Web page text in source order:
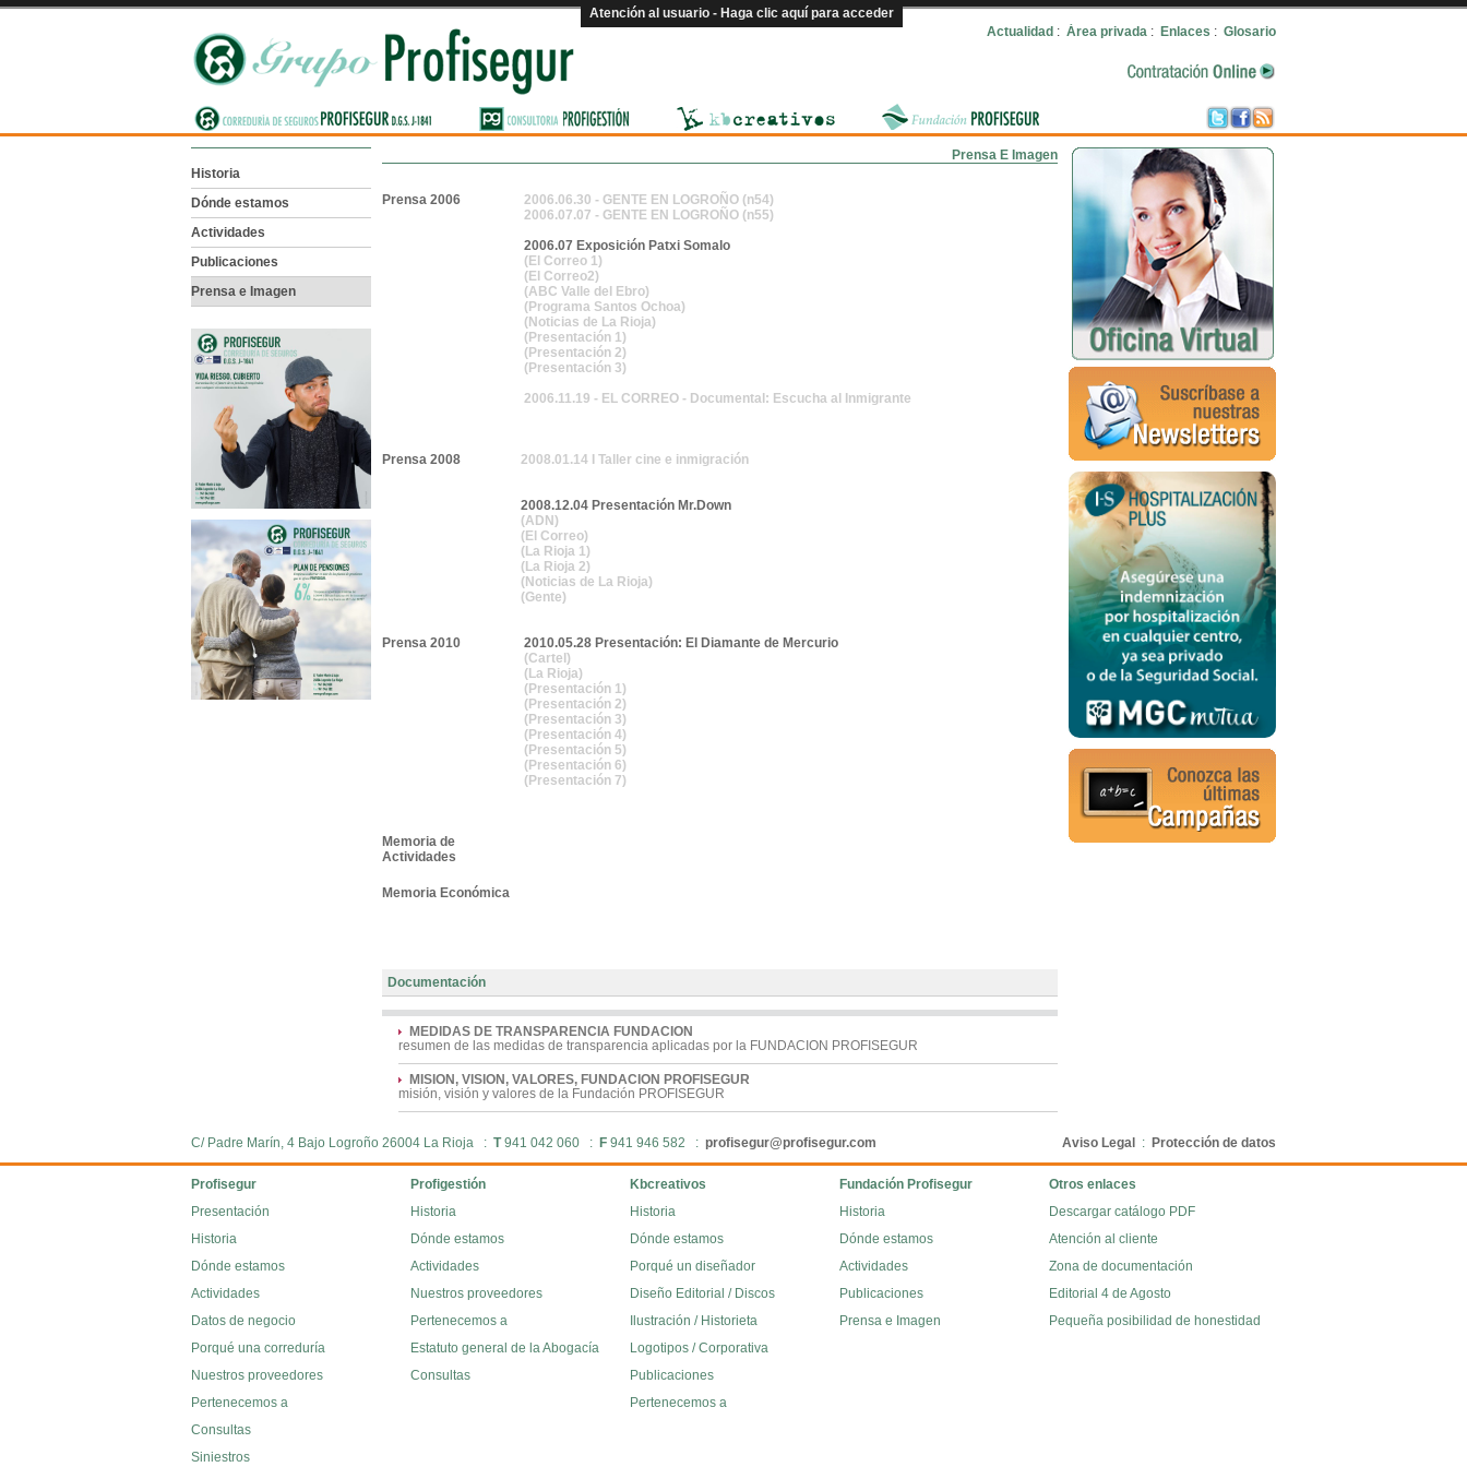
Atención al usuario - Haga clic aquí para acceder
Actualidad : Área privada : Enlaces : Glosario
Historia
Dónde estamos
Actividades
Publicaciones
Prensa e Imagen
Prensa E Imagen
Prensa 2006
2006.06.30 - GENTE EN LOGROÑO (n54)
2006.07.07 - GENTE EN LOGROÑO (n55)
2006.07 Exposición Patxi Somalo
(El Correo 1)
(El Correo2)
(ABC Valle del Ebro)
(Programa Santos Ochoa)
(Noticias de La Rioja)
(Presentación 1)
(Presentación 2)
(Presentación 3)
2006.11.19 - EL CORREO - Documental: Escucha al Inmigrante
Prensa 2008 2008.01.14 I Taller cine e inmigración
2008.12.04 Presentación Mr.Down
(ADN)
(El Correo)
(La Rioja 1)
(La Rioja 2)
(Noticias de La Rioja)
(Gente)
Prensa 2010
2010.05.28 Presentación: El Diamante de Mercurio
(Cartel)
(La Rioja)
(Presentación 1)
(Presentación 2)
(Presentación 3)
(Presentación 4)
(Presentación 5)
(Presentación 6)
(Presentación 7)
Memoria de
Actividades
Memoria Económica
Documentación
MEDIDAS DE TRANSPARENCIA FUNDACION
resumen de las medidas de transparencia aplicadas por la FUNDACION PROFISEGUR
MISION, VISION, VALORES, FUNDACION PROFISEGUR
misión, visión y valores de la Fundación PROFISEGUR
C/ Padre Marín, 4 Bajo Logroño 26004 La Rioja : T941 042 060 : F 941 946 582 : profisegur@profisegur.com Aviso Legal : Protección de datos
Profisegur Profigestión Kbcreativos Fundación Profisegur
Otros enlaces
Presentación
Historia
Dónde estamos
Actividades
Datos de negocio
Porqué una correduría
Nuestros proveedores
Pertenecemos a
Consultas
Siniestros
Historia
Dónde estamos
Actividades
Nuestros proveedores
Pertenecemos a
Estatuto general de la Abogacía
Consultas
Historia
Dónde estamos
Porqué un diseñador
Diseño Editorial / Discos
Ilustración / Historieta
Logotipos / Corporativa
Publicaciones
Pertenecemos a
Historia
Dónde estamos
Actividades
Publicaciones
Prensa e Imagen
Descargar catálogo PDF
Atención al cliente
Zona de documentación
Editorial 4 de Agosto
Pequeña posibilidad de honestidad